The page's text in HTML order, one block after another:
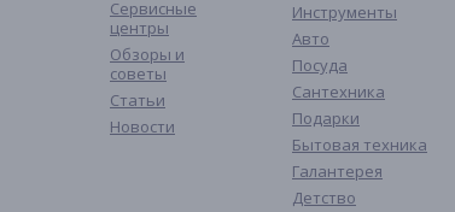
Сервисные
центры
Обзоры и
советы
Статьи
Новости
Инструменты
Авто
Посуда
Сантехника
Подарки
Бытовая техника
Галантерея
Детство